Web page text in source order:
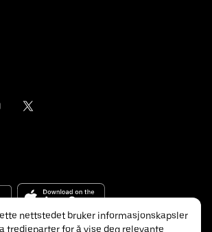
nettstedet bruker informasjonskapsler
tredjeparter for å vise deg relevante